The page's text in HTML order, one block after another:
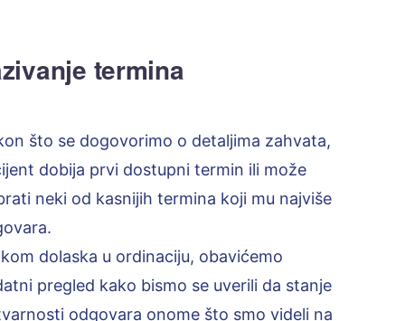
termina
što se dogovorimo o detaljima zahvata,
dobija prvi dostupni termin ili može
neki od kasnijih termina koji mu najviše
dolaska u ordinaciju, obavićemo
pregled kako bismo se uverili da stanje
odgovara onome što smo videli na